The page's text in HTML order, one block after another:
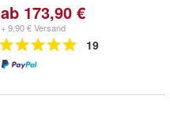
ab 173,90 €
+ 9,90 € Versand
19